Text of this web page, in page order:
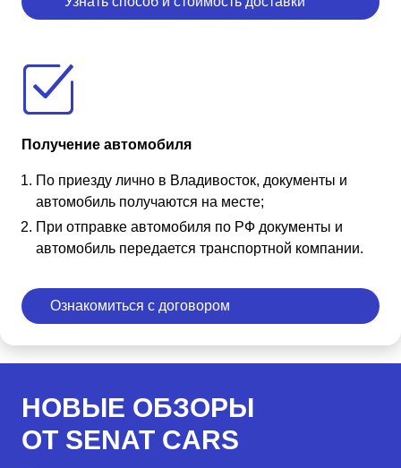
Получение автомобиля
По приезду лично в Владивосток, документы и
автомобиль получаются на месте;
При отправке автомобиля по РФ документы и
автомобиль передается транспортной компании.
Ознакомиться с договором
НОВЫЕ ОБЗОРЫ
ОТ SENAT CARS